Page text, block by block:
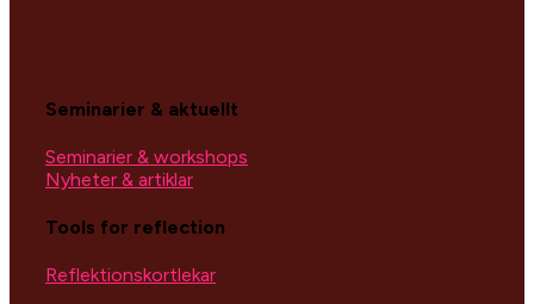
Seminarier & aktuellt
Seminarier & workshops
Nyheter & artiklar
Tools for reflection
Reflektionskortlekar